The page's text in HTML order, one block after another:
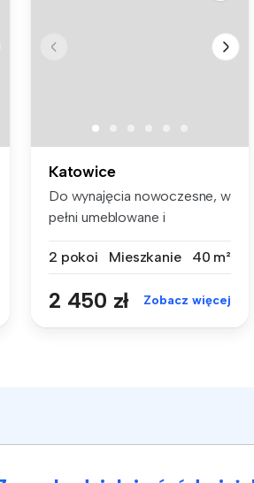
Katowice
Do wynajęcia nowoczesne, w
pełni umeblowane i
2 pokoi
Mieszkanie 40 m²
2 450 zł Zobacz więcej